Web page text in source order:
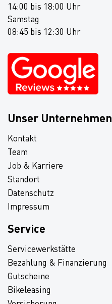
14:00 bis 18:00 Uhr
Samstag
08:45 bis 12:30 Uhr
Unser Unternehmen
Kontakt
Team
Job & Karriere
Standort
Datenschutz
Impressum
Service
Servicewerkstätte
Bezahlung & Finanzierung
Gutscheine
Bikeleasing